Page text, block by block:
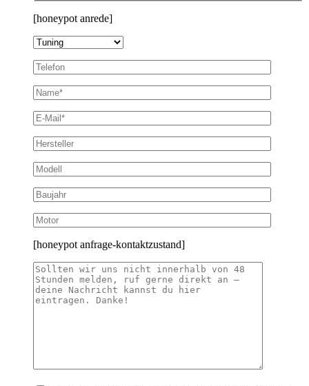
[honeypot anrede]
[honeypot anfrage-kontaktzustand]